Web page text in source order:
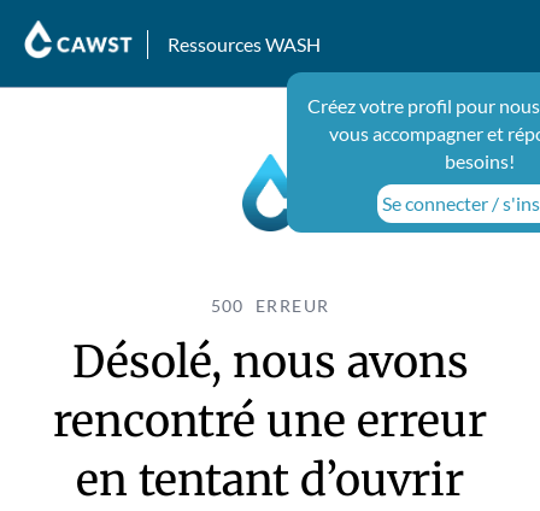
Ressources WASH
Créez votre profil pour
vous accompagner et
besoins!
Se connecter /
500 ERREUR
Désolé, nous avons
rencontré une erreur
en tentant d’ouvrir